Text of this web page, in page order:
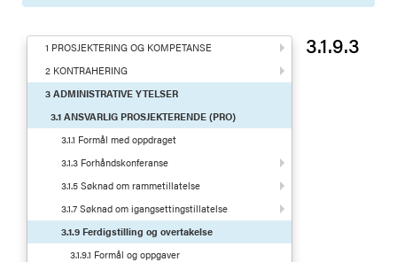
1 PROSJEKTERING OG KOMPETANSE
2 KONTRAHERING
3 ADMINISTRATIVE YTELSER
3.1 ANSVARLIG PROSJEKTERENDE (PRO)
3.1.1 Formål med oppdraget
3.1.3 Forhåndskonferanse
3.1.5 Søknad om rammetillatelse
3.1.7 Søknad om igangsettingstillatelse
3.1.9 Ferdigstilling og overtakelse
3.1.9.1 Formål og oppgaver
3.1.9.3